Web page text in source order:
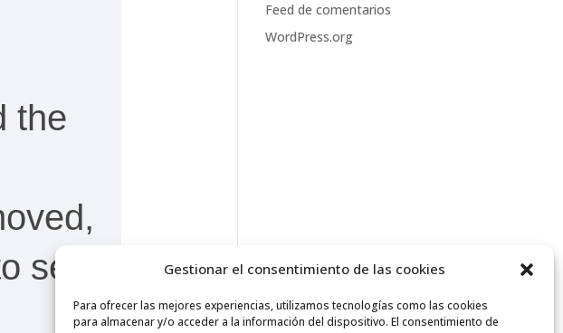
Gestionar el consentimiento de las cookies
Para ofrecer las mejores experiencias, utilizamos tecnologías como las cookies
para almacenar y/o acceder a la información del dispositivo. El consentimiento de
the
see
Feed de comentarios
WordPress.org